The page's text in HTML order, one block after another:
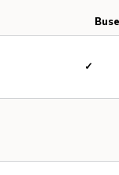
✓